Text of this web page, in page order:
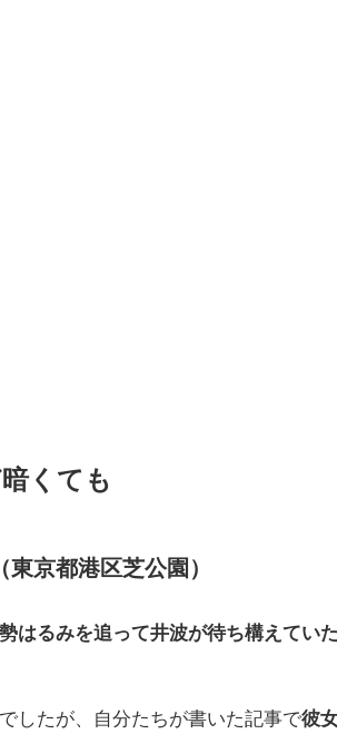
くても
京都港区芝公園）
はるみを追って井波が待ち構えてい
したが、自分たちが書いた記事で彼